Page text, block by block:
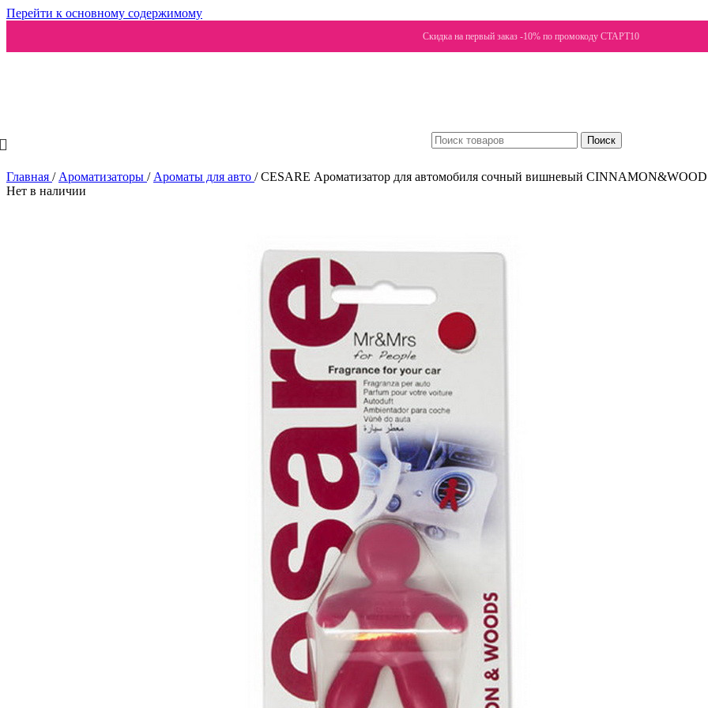
Перейти к основному содержимому
Скидка на первый заказ -10% по промокоду СТАРТ10
Поиск
Главная / Ароматизаторы / Ароматы для авто / CESARE Ароматизатор для автомобиля сочный вишневый
Нет в наличии